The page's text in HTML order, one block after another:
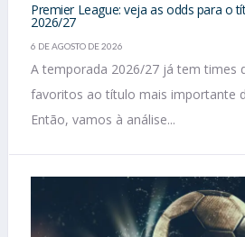
Premier League: veja as odds para o
2026/27
6 DE AGOSTO DE 2026
A temporada 2026/27 já tem times
favoritos ao título mais importante
Então, vamos à análise...